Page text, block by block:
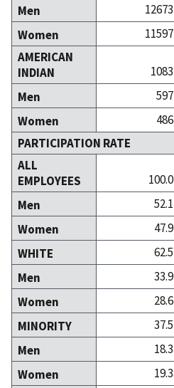
Men
12673
Women
11597
AMERICAN
INDIAN
1083
Men
597
Women
486
PARTICIPATION RATE
ALL
EMPLOYEES
100.0
Men
52.1
Women
47.9
WHITE
62.5
Men
33.9
Women
28.6
MINORITY
37.5
Men
18.3
Women
19.3